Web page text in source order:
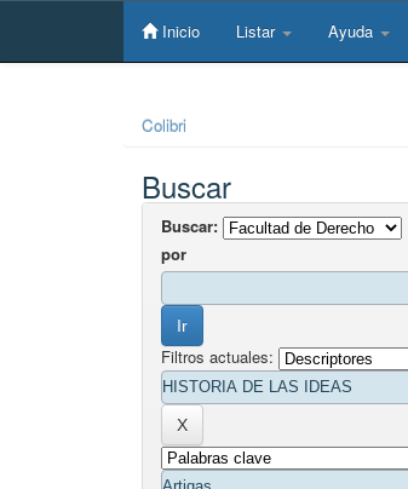
Skip
Inicio Listar Ayuda
Colibri
Buscar
Buscar:
por
Filtros actuales: